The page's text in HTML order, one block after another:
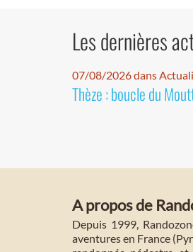
Les dernières
07/08/2026 dans
Thèze : boucle du
A propos de
Depuis 1999,
aventures en France